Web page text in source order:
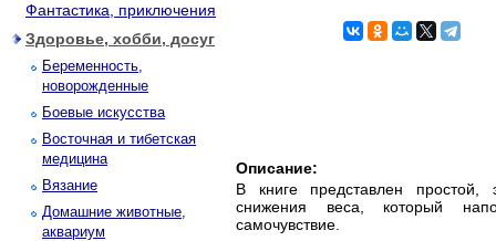
Фантастика, приключения
Здоровье, хобби, досуг
Беременность,
новорожденные
Боевые искусства
Восточная и тибетская
медицина
Вязание
Домашние животные,
аквариум
Описание:
В книге представлен простой,
снижения веса, который
самочувствие.